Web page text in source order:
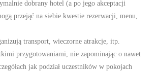
dobrany hotel (a po jego akceptacji
przejąć na siebie kwestie rezerwacji, menu,
transport, wieczorne atrakcje, itp.
przygotowaniami, nie zapominając o nawet
jak podział uczestników w pokojach